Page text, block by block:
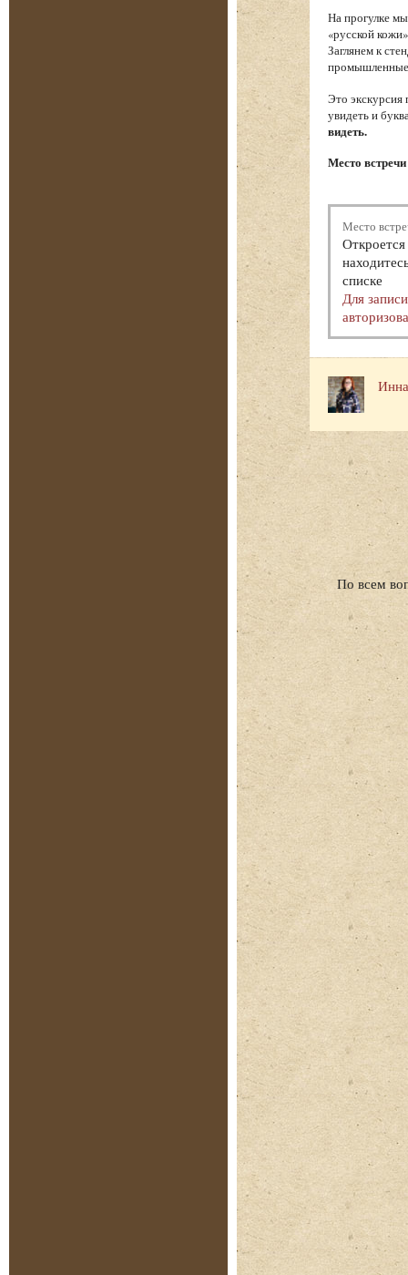
На прогулке
«русской
Заглянем к
промышленные
Это
увидеть и
видеть.
Место
Место
списке
Для
По всем